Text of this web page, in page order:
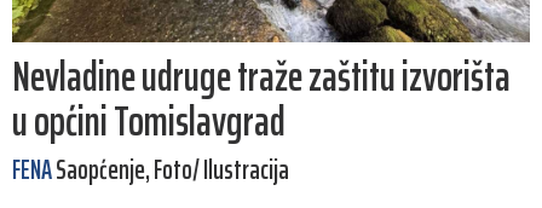
Nevladine udruge traže zaštitu izvorišta
u općini Tomislavgrad
FENASaopćenje, Foto/ Ilustracija